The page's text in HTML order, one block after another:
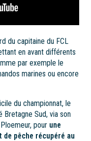
du capitaine du FCL
en avant différents
par exemple le
marines ou encore
du championnat, le
Bretagne Sud, via son
pour une
pêche récupéré au